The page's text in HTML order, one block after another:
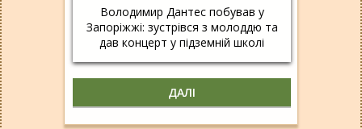
Володимир Дантес побував у
Запоріжжі: зустрівся з молоддю та
дав концерт у підземній школі
ДАЛІ